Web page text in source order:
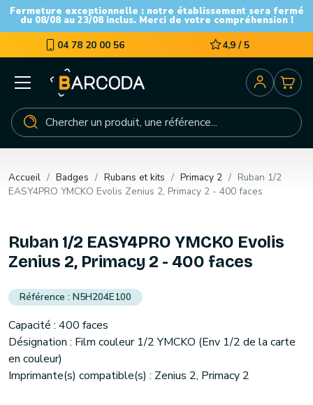
Fermeture exceptionnelle : notre établissement sera fermé
du 08/08 au 23/08 inclus. Merci de votre compréhension !
04 78 20 00 56 4,9 / 5
Accueil Badges Rubans et kits Primacy 2
Ruban 1/2
EASY4PRO YMCKO Evolis Zenius 2, Primacy 2 - 400 faces
Ruban 1/2 EASY4PRO YMCKO Evolis
Zenius 2, Primacy 2 - 400 faces
N5H204E100
Capacité : 400 faces
Désignation : Film couleur 1/2 YMCKO (Env 1/2 de la carte
en couleur)
Imprimante(s) compatible(s) : Zenius 2, Primacy 2